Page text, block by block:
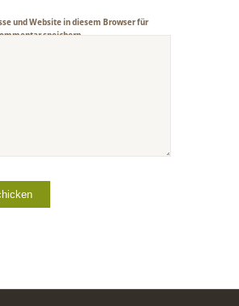
und Website in diesem Browser für
speichern.